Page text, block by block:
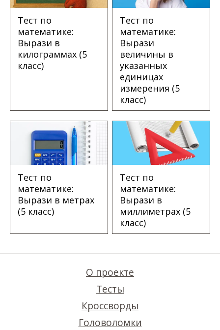
Тест по
математике:
Вырази в
килограммах (5
класс)
Тест по
математике:
Вырази
величины в
указанных
единицах
измерения (5
класс)
Тест по
математике:
Вырази в метрах
(5 класс)
Тест по
математике:
Вырази в
миллиметрах (5
класс)
О проекте
Тесты
Кроссворды
Головоломки